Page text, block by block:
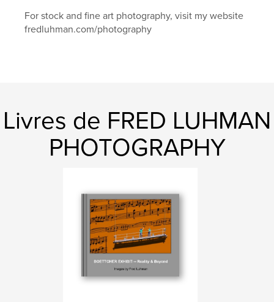
autumn
For stock and fine art photography, visit my website
fredluhman.com/photography
Livres de FRED LUHMAN
PHOTOGRAPHY